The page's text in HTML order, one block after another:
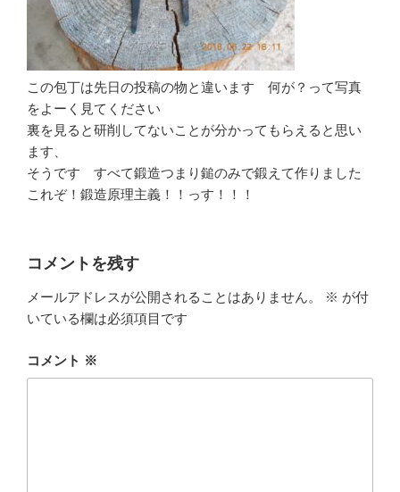
この包丁は先日の投稿の物と違います 何が？って写真
をよーく見てください
裏を見ると研削してないことが分かってもらえると思い
ます、
そうです すべて鍛造つまり鎚のみで鍛えて作りました
これぞ！鍛造原理主義！！っす！！！
コメントを残す
メールアドレスが公開されることはありません。 ※ が付
いている欄は必須項目です
コメント ※